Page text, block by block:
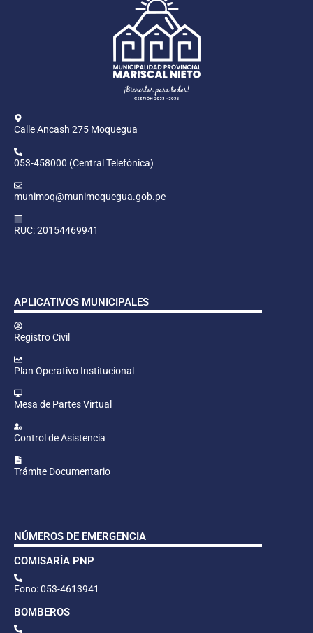
Calle Ancash 275 Moquegua
053-458000 (Central Telefónica)
munimoq@munimoquegua.gob.pe
RUC: 20154469941
APLICATIVOS MUNICIPALES
Registro Civil
Plan Operativo Institucional
Mesa de Partes Virtual
Control de Asistencia
Trámite Documentario
NÚMEROS DE EMERGENCIA
COMISARÍA PNP
Fono: 053-4613941
BOMBEROS